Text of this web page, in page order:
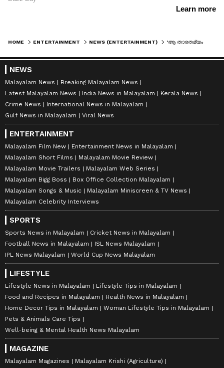
HOME ENTERTAINMENT NEWS (ENTERTAINMENT)
NEWS
Malayalam News
Breaking Malayalam News
Latest Malayalam News
India News in Malayalam
Kerala News
Crime News
International News in Malayalam
Gulf News in Malayalam
Viral News
ENTERTAINMENT
Malayalam Film New
Entertainment News in Malayalam
Malayalam Short Films
Malayalam Movie Review
Malayalam Movie Trailers
Malayalam Web Series
Malayalam Bigg Boss
Box Office Collection Malayalam
Malayalam Songs & Music
Malayalam Miniscreen & TV News
Malayalam Celebrity Interviews
SPORTS
Sports News in Malayalam
Cricket News in Malayalam
Football News in Malayalam
ISL News Malayalam
IPL News Malayalam
World Cup News Malayalam
LIFESTYLE
Lifestyle News in Malayalam
Lifestyle Tips in Malayalam
Food and Recipes in Malayalam
Health News in Malayalam
Home Decor Tips in Malayalam
Woman Lifestyle Tips in Malayalam
Pets & Animals Care Tips
Well-being & Mental Health News Malayalam
MAGAZINE
Malayalam Magazines
Malayalam Krishi (Agriculture)